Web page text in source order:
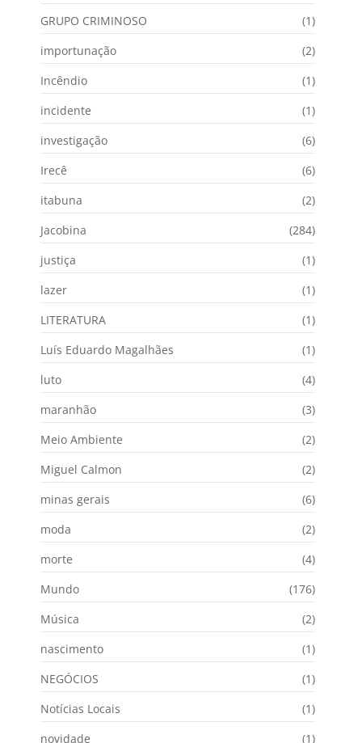
GRUPO CRIMINOSO
(1)
importunação
(2)
Incêndio
(1)
incidente
(1)
investigação
(6)
Irecê
(6)
itabuna
(2)
Jacobina
(284)
justiça
(1)
lazer
(1)
LITERATURA
(1)
Luís Eduardo Magalhães
(1)
luto
(4)
maranhão
(3)
Meio Ambiente
(2)
Miguel Calmon
(2)
minas gerais
(6)
moda
(2)
morte
(4)
Mundo
(176)
Música
(2)
nascimento
(1)
NEGÓCIOS
(1)
Notícias Locais
(1)
novidade
(1)